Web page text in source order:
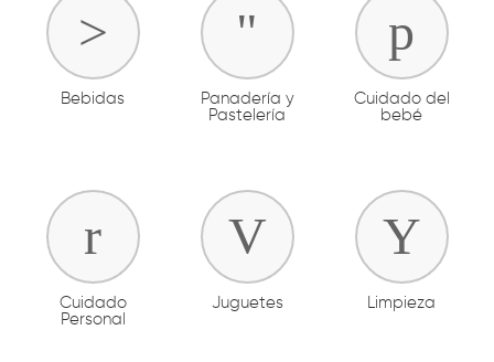
Bebidas
Panadería y
Pastelería
Cuidado del
bebé
Cuidado
Personal
Juguetes Limpieza